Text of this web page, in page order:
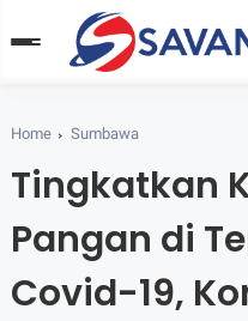
Home Sumbawa
Tingkatkan
Pangan di
Covid-19,